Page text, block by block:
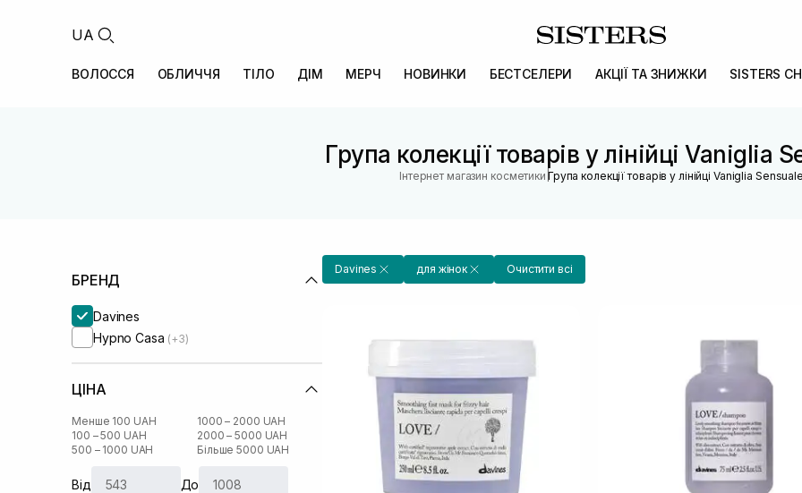
UA
ВОЛОССЯ ОБЛИЧЧЯ ТІЛО ДІМ МЕРЧ НОВИНКИ БЕСТСЕЛЕРИ АКЦІЇ ТА ЗНИЖКИ SISTERS
Група колекції товарів у лінійці Vaniglia
Інтернет магазин косметики |Група колекції товарів у лінійці Vaniglia Sensuale
БРЕНД
Davines
Hypno Casa (+3)
ЦІНА
Менше 100 UAH
100 – 500 UAH
500 – 1000 UAH
1000 – 2000 UAH
2000 – 5000 UAH
Більше 5000 UAH
Від До
Davines для жінок Очистити всі